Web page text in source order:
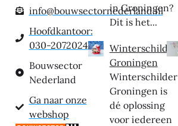
info@bouwsectornederland.nl
Hoofdkantoor:
030-2072024
Bouwsector
Nederland
Ga naar onze
webshop
in Groningen?
Dit is het...
Winterschilder
Groningen
Winterschilder
Groningen is
dé oplossing
voor iedereen